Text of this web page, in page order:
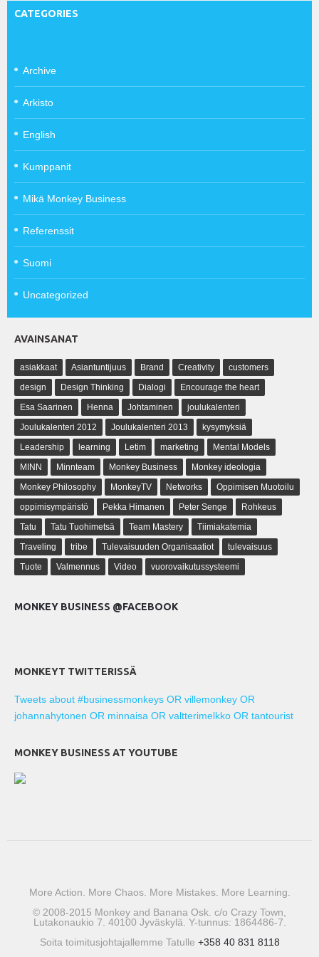
CATEGORIES
Archive
Arkisto
English
Kumppanit
Mikä Monkey Business
Referenssit
Suomi
Uncategorized
AVAINSANAT
asiakkaat Asiantuntijuus Brand Creativity
customers
design
Design Thinking Dialogi
Encourage the heart
Esa Saarinen
Henna Johtaminen
joulukalenteri
Joulukalenteri 2012
Joulukalenteri 2013
kysymyksiä
Leadership
learning Letim marketing
Mental Models
MINN
Minnteam Monkey Business
Monkey ideologia
Monkey Philosophy
MonkeyTV Networks
Oppimisen Muotoilu
oppimisympäristö
Pekka Himanen Peter Senge
Rohkeus
Tatu
Tatu Tuohimetsä Team Mastery
Tiimiakatemia
Traveling
tribe Tulevaisuuden Organisaatiot
tulevaisuus
Tuote
Valmennus Video vuorovaikutussysteemi
MONKEY BUSINESS @FACEBOOK
MONKEYT TWITTERISSÄ
Tweets about #businessmonkeys OR villemonkey OR
johannahytonen OR minnaisa OR valtterimelkko OR tantourist
MONKEY BUSINESS AT YOUTUBE
More Action. More Chaos. More Mistakes. More Learning.
© 2008-2015 Monkey and Banana Osk. c/o Crazy Town,
Lutakonaukio 7. 40100 Jyväskylä. Y-tunnus: 1864486-7.
Soita toimitusjohtajallemme Tatulle +358 40 831 8118